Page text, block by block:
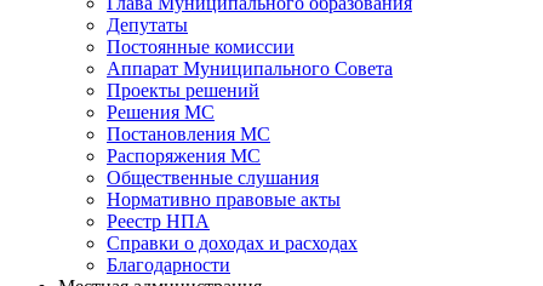
Депутаты
Постоянные комиссии
Аппарат Муниципального Совета
Проекты решений
Решения МС
Постановления МС
Распоряжения МС
Общественные слушания
Нормативно правовые акты
Реестр НПА
Справки о доходах и расходах
Благодарности